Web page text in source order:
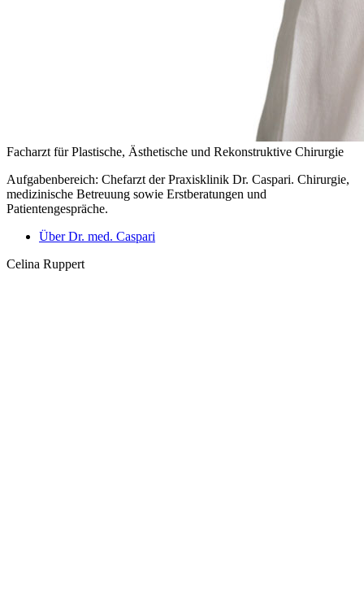
Facharzt für Plastische, Ästhetische und Rekonstruktive Chirurgie
Aufgabenbereich: Chefarzt der Praxisklinik Dr. Caspari. Chirurgie,
medizinische Betreuung sowie Erstberatungen und
Patientengespräche.
Über Dr. med. Caspari
Celina Ruppert